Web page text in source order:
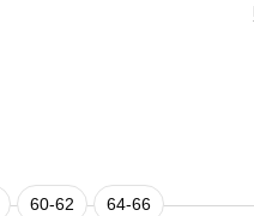
60-62 64-66